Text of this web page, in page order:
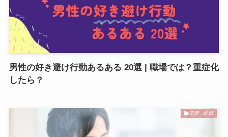
男性の好き避け行動あるある 20選 | 職場では？重症化
したら？
恋愛・結婚